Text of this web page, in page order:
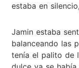
estaba en
Jamin estaba
balanceando las
tenía el palito de